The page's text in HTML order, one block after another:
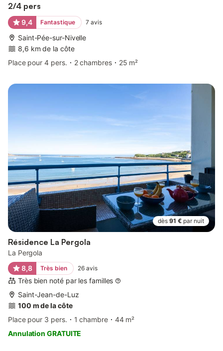
2/4 pers
9,4 Fantastique 7 avis
Saint-Pée-sur-Nivelle
8,6 km de la côte
Place pour 4 pers.
2 chambres 25 m²
dès 91 € par nuit
Résidence La Pergola
La Pergola
8,8
Très bien 26 avis
Très bien noté par les familles
Saint-Jean-de-Luz
100 m de la côte
Place pour 3 pers.
1 chambre
44 m²
Annulation GRATUITE